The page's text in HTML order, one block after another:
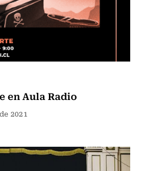
en Aula Radio
2021